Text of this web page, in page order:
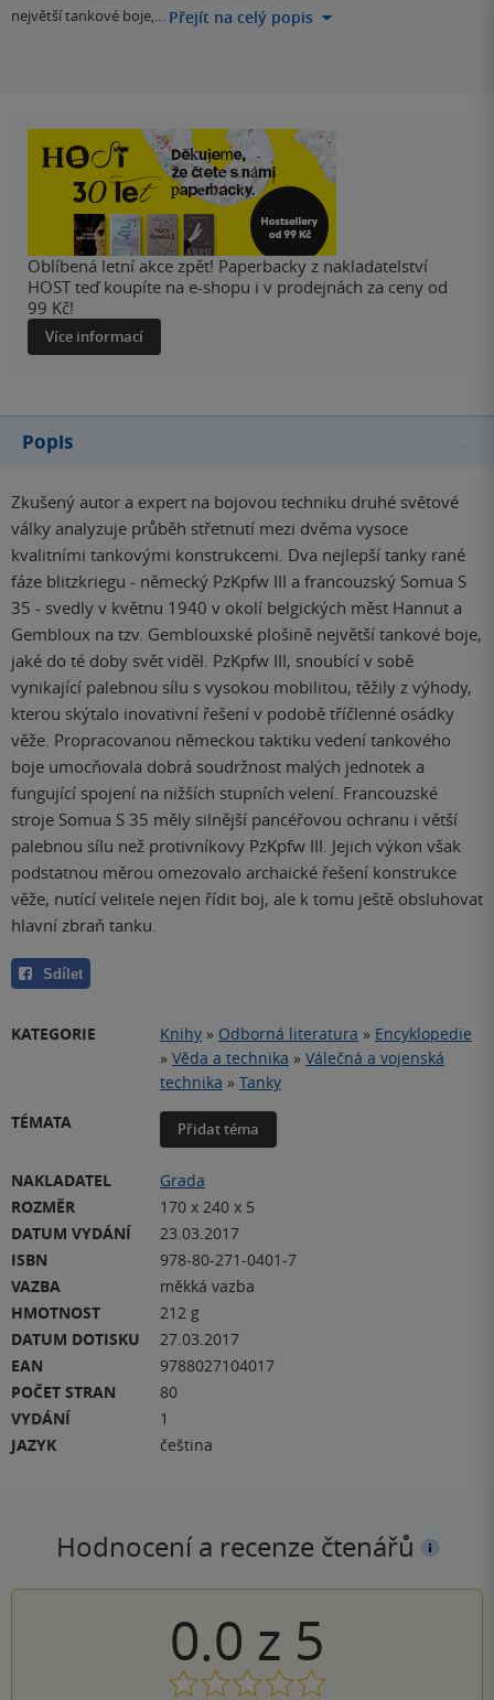
největší tankové boje,… Přejít na celý popis
Oblíbená letní akce zpět! Paperbacky z nakladatelství
HOST teď koupíte na e-shopu i v prodejnách za ceny od
99 Kč!
Více informací
Popis
Zkušený autor a expert na bojovou techniku druhé světové
války analyzuje průběh střetnutí mezi dvěma vysoce
kvalitními tankovými konstrukcemi. Dva nejlepší tanky rané
fáze blitzkriegu - německý PzKpfw III a francouzský Somua S
35 - svedly v květnu 1940 v okolí belgických měst Hannut a
Gembloux na tzv. Gemblouxské plošině největší tankové boje,
jaké do té doby svět viděl. PzKpfw III, snoubící v sobě
vynikající palebnou sílu s vysokou mobilitou, těžily z výhody,
kterou skýtalo inovativní řešení v podobě tříčlenné osádky
věže. Propracovanou německou taktiku vedení tankového
boje umocňovala dobrá soudržnost malých jednotek a
fungující spojení na nižších stupních velení. Francouzské
stroje Somua S 35 měly silnější pancéřovou ochranu i větší
palebnou sílu než protivníkovy PzKpfw III. Jejich výkon však
podstatnou měrou omezovalo archaické řešení konstrukce
věže, nutící velitele nejen řídit boj, ale k tomu ještě obsluhovat
hlavní zbraň tanku.
Sdílet
KATEGORIE Knihy » Odborná literatura » Encyklopedie
» Věda a technika » Válečná a vojenská
technika » Tanky
TÉMATA
Přidat téma
NAKLADATEL
Grada
ROZMĚR
170 x 240 x 5
DATUM VYDÁNÍ
23.03.2017
ISBN
978-80-271-0401-7
VAZBA
měkká vazba
HMOTNOST
212 g
DATUM DOTISKU
27.03.2017
EAN
9788027104017
POČET STRAN
80
VYDÁNÍ
1
JAZYK
čeština
Hodnocení a recenze čtenářů
0.0 z 5